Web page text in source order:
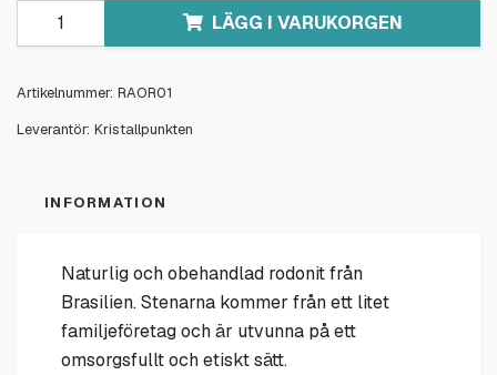
LÄGG I VARUKORGEN
Artikelnummer: RAOR01
Leverantör: Kristallpunkten
INFORMATION
Naturlig och obehandlad rodonit från
Brasilien. Stenarna kommer från ett litet
familjeföretag och är utvunna på ett
omsorgsfullt och etiskt sätt.